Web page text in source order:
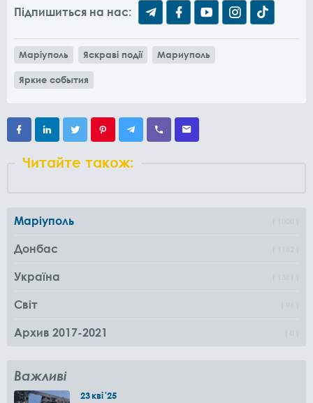
Підпишиться на нас:
Маріуполь Яскраві події Мариуполь
Яркие события
Читайте також:
Маріуполь
Донбас
Україна
Світ
Архив 2017-2021
Важливі
23кві'25